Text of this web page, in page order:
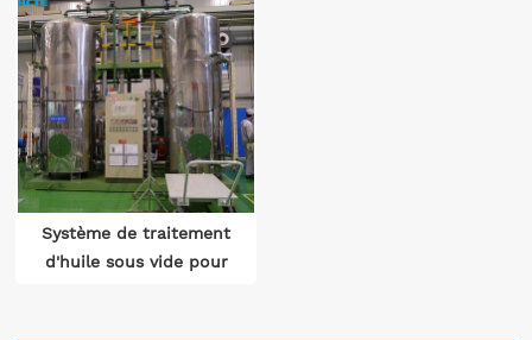
Système de traitement
d'huile sous vide pour